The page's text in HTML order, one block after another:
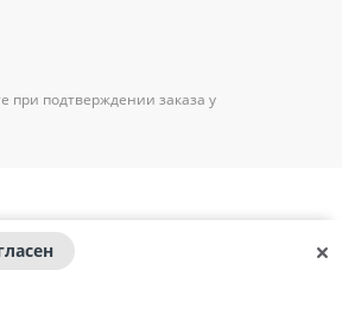
при подтверждении заказа у